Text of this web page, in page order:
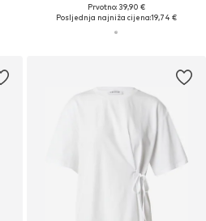
Prvotno: 39,90 €
Posljednja najniža cijena:19,74 €